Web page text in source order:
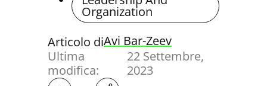
Organization
Articolo diAvi Bar-Zeev
Ultima
modifica:
22 Settembre,
2023